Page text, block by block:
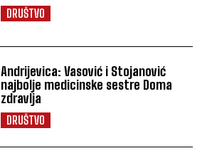
DRUŠTVO
Andrijevica: Vasović i Stojanović
najbolje medicinske sestre Doma
zdravlja
DRUŠTVO